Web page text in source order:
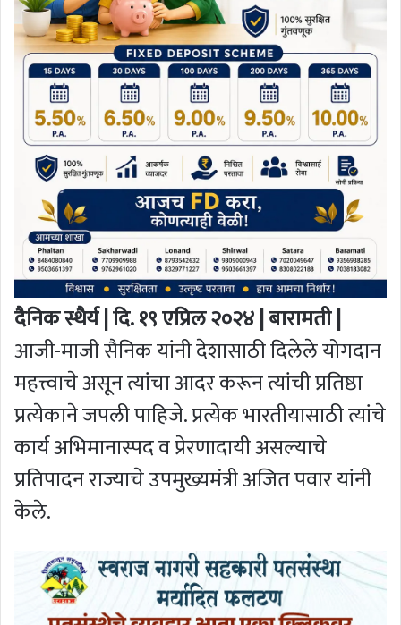
दैनिक स्थैर्य | दि. १९ एप्रिल २०२४ | बारामती |
आजी-माजी सैनिक यांनी देशासाठी दिलेले योगदान
महत्त्वाचे असून त्यांचा आदर करून त्यांची प्रतिष्ठा
प्रत्येकाने जपली पाहिजे. प्रत्येक भारतीयासाठी त्यांचे
कार्य अभिमानास्पद व प्रेरणादायी असल्याचे
प्रतिपादन राज्याचे उपमुख्यमंत्री अजित पवार यांनी
केले.